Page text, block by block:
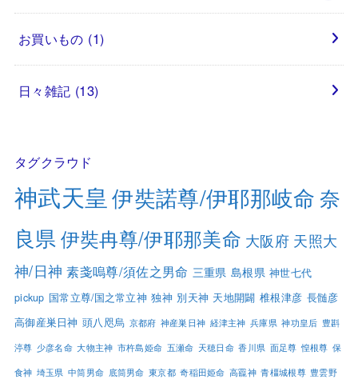
お買いもの (1)
日々雑記 (13)
タグクラウド
神武天皇 伊奘諾尊/伊耶那岐命 奈
良県 伊奘冉尊/伊耶那美命 大阪府 天照大
神/日神 素戔嗚尊/須佐之男命 三重県 島根県 神世七代
pickup 国常立尊/国之常立神 独神 別天神 天地開闢 椎根津彦 長髄彦
高御産巣日神 頭八咫烏 京都府 神産巣日神 経津主神 兵庫県 神功皇后 豊斟
渟尊 少彦名命 大物主神 市杵島姫命 五瀬命 天穂日命 香川県 面足尊 惶根尊 保
食神 埼玉県 中筒男命 底筒男命 東京都 奇稲田姫命 高龗神 青橿城根尊 豊雲野